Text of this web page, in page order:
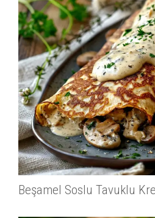
Beşamel Soslu Tavuklu